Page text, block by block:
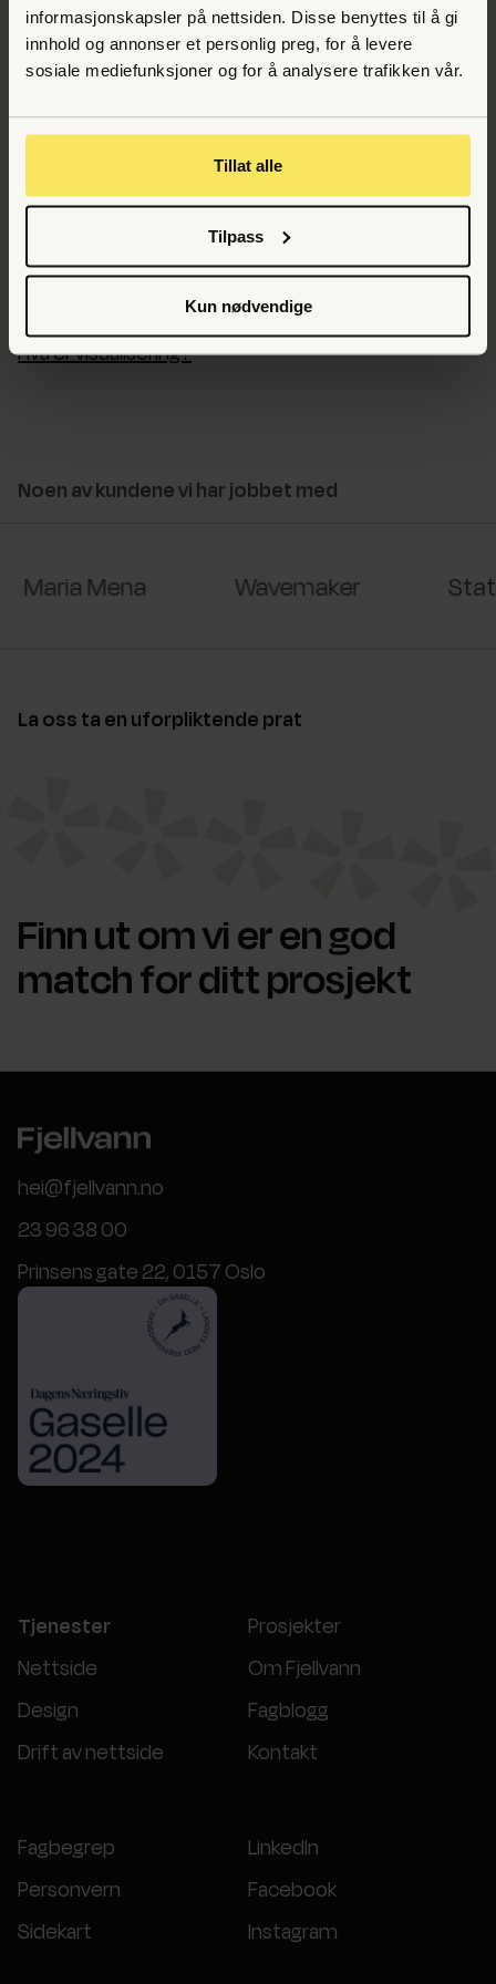
informasjonskapsler på nettsiden. Disse benyttes til å gi
innhold og annonser et personlig preg, for å levere
sosiale mediefunksjoner og for å analysere trafikken vår.
Tillat alle
Tilpass
Kun nødvendige
Hva er et design?
Hva er en visuell profil?
Hva er et designsystem?
Hva er interaksjonsdesign?
Hva er visualisering?
Noen av kundene vi har jobbet med
Maria Mena Wavemaker
La oss ta en uforpliktende prat
Finn ut om vi er en god
match for ditt prosjekt
hei@fjellvann.no
23 96 38 00
Prinsens gate 22, 0157 Oslo
Tjenester
Nettside
Design
Drift av nettside
Prosjekter
Om Fjellvann
Fagblogg
Kontakt
Fagbegrep
Personvern
Sidekart
LinkedIn
Facebook
Instagram